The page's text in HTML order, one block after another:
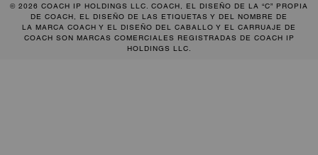
© 2026 COACH IP HOLDINGS LLC. COACH, EL DISEÑO DE LA “C” PROPIA
DE COACH, EL DISEÑO DE LAS ETIQUETAS Y DEL NOMBRE DE
LA MARCA COACH Y EL DISEÑO DEL CABALLO Y EL CARRUAJE DE
COACH SON MARCAS COMERCIALES REGISTRADAS DE COACH IP
HOLDINGS LLC.